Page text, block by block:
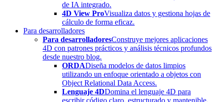
de IA integrado.
4D View ProVisualiza datos y gestiona hojas de
cálculo de forma eficaz.
Para desarrolladores
Para desarrolladoresConstruye mejores aplicaciones
4D con patrones prácticos y análisis técnicos profundos
desde nuestro blog.
ORDADiseña modelos de datos limpios
utilizando un enfoque orientado a objetos con
Object Relational Data Access.
Lenguaje 4DDomina el lenguaje 4D para
escribir código claro, estructurado y mantenible.